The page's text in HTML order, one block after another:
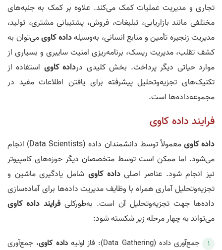
تجاری و مدیریت عملیات کمک می‌کند. علاوه بر کمک به جنبه‌های
مختلفی مانند بازاریابی، تبلیغات، فروش، پشتیبانی مشتری، تولید،
مدیریت زنجیره تأمین و منابع انسانی، به‌وسیلهداده‌ کاویمی‌توان به
کشف تقلب، مدیریت ریسک، برنامه‌ریزی امنیت سایبری و بسیاری از
موارد حیاتی دیگر پرداخت. بخش کلیدی درداده کاوی استفاده از
تکنیک‌های تجزیه‌وتحلیل پیشرفته برای یافتن اطلاعات مفید در
مجموعه‌داده‌ها است.
فرایند داده‌ کاوی
داده‌ کاوی
معمولاً توسط دانشمندان داده (Data Scientists) انجام
می‌شود. اما ممکن است توسط متخصصان دیگر حوزه‌های کامپیوتر
نیز انجام شود. عناصر اصلیداده‌ کاوی شامل یادگیری ماشین و
تجزیه‌وتحلیل آماری همراه با وظایف مدیریت داده‌ها برای آماده‌سازی
داده‌ها جهت تجزیه‌وتحلیل آن است. به‌طورکلی فرایند داده‌ کاوی
می‌تواند به چهار مرحله زیر شکسته شود:
جمع‌آوری داده (Data Gathering): فاز اولیه داده‌ کاوی، جمع‌آوری